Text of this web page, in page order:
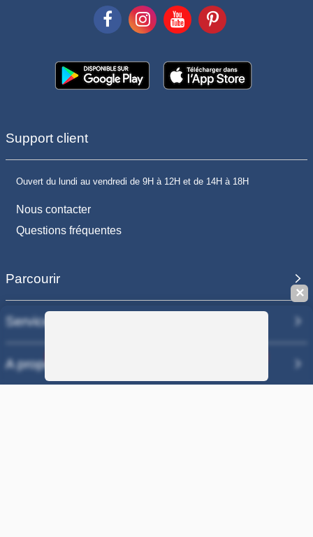
Support client
Ouvert du lundi au vendredi de 9H à 12H et de 14H à 18H
Nous contacter
Questions fréquentes
Parcourir
Services
A propos
✕